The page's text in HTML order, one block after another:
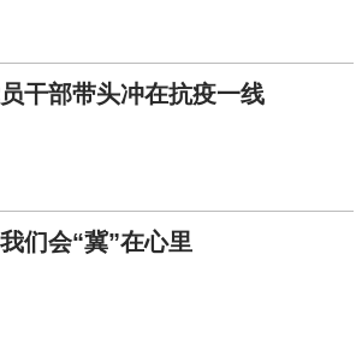
干部带头冲在抗疫一线
们会“冀”在心里